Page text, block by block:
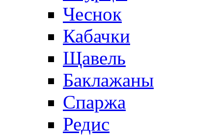
Чеснок
Кабачки
Щавель
Баклажаны
Спаржа
Редис